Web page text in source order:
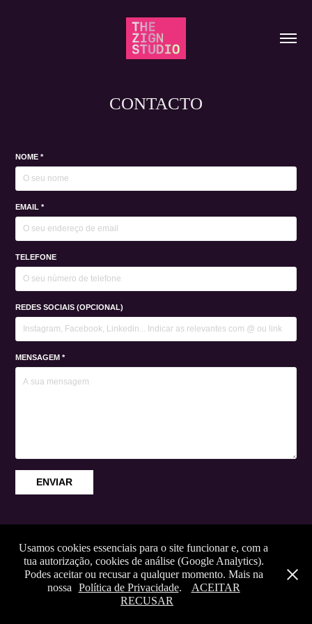
CONTACTO
NOME *
EMAIL *
TELEFONE
REDES SOCIAIS (OPCIONAL)
MENSAGEM *
ENVIAR
The Zign Studio, 2026 • Política de Privacidade
Usamos cookies essenciais para o site funcionar e, com a
tua autorização, cookies de análise (Google Analytics).
Podes aceitar ou recusar a qualquer momento. Mais na
nossa
Política de Privacidade.
ACEITAR
RECUSAR